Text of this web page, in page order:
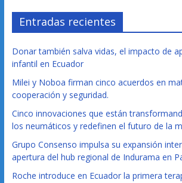
Entradas recientes
Donar también salva vidas, el impacto de
infantil en Ecuador
Milei y Noboa firman cinco acuerdos en
cooperación y seguridad.
Cinco innovaciones que están
los neumáticos y redefinen el futuro de la
Grupo Consenso impulsa su expansión
apertura del hub regional de Indurama en
Roche introduce en Ecuador la primera